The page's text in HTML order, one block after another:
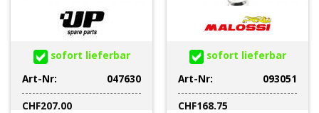
sofort lieferbar
Art-Nr:
047630
CHF207.00
sofort lieferbar
Art-Nr:
093051
CHF168.75